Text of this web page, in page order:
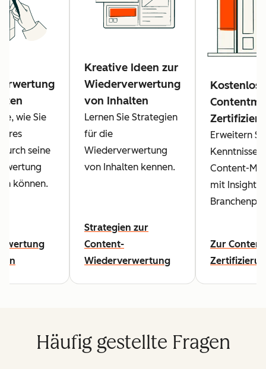
wie Sie
seine
können.
Kreative Ideen zur
Wiederverwertung
von Inhalten
Lernen Sie Strategien
für die
Wiederverwertung
von Inhalten kennen.
Strategien zur
Content-
Wiederverwertung
Kostenlose
Erweitern
Kenntnisse
Content-
mit Insights
Zur
Häufig gestellte Fragen